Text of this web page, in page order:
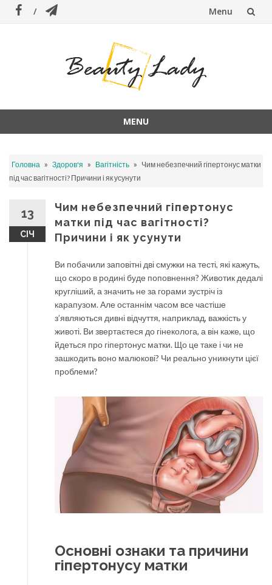
Menu
MENU
content
Головна » Здоров'я » Вагітність » Чим небезпечний гіпертонус матки
під час вагітності? Причини і як усунути
13
СІЧ
Чим небезпечний гіпертонус
матки під час вагітності?
Причини і як усунути
Ви побачили заповітні дві смужки на тесті, які кажуть,
що скоро в родині буде поповнення? Животик дедалі
кругліший, а значить не за горами зустріч із
карапузом. Але останнім часом все частіше
з’являються дивні відчуття, наприклад, важкість у
животі. Ви звертаєтеся до гінеколога, а він каже, що
йдеться про гіпертонус матки. Що це таке і чи не
зашкодить воно малюкові? Чи реально уникнути цієї
проблеми?
Основні ознаки та причини
гіпертонусу матки